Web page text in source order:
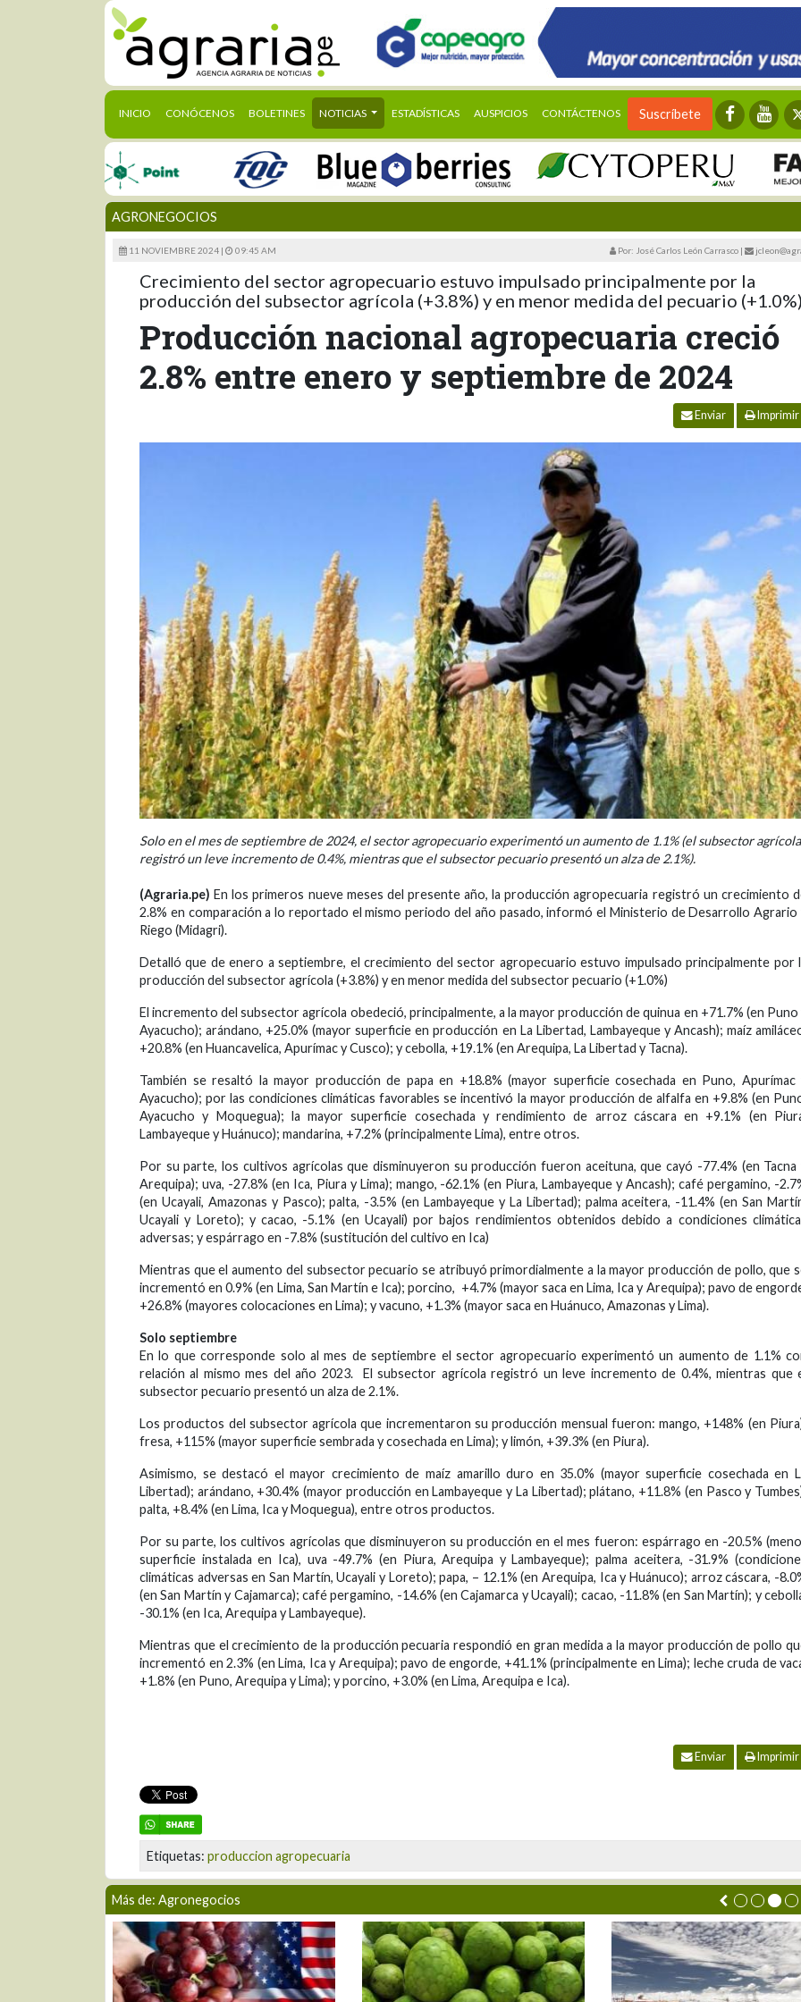
INICIO (CURRENT)
CONÓCENOS BOLETINES NOTICIAS ESTADÍSTICAS AUSPICIOS CONTÁCTENOS Suscríbete
AGRONEGOCIOS
11 NOVIEMBRE 2024 | 09:45 AM Por: José Carlos León Carrasco |
Crecimiento del sector agropecuario estuvo impulsado principalmente por la
producción del subsector agrícola (+3.8%) y en menor medida del pecuario (+1.0%)
Producción nacional agropecuaria creció
2.8% entre enero y septiembre de 2024
Enviar Imprimir
Solo en el mes de septiembre de 2024, el sector agropecuario experimentó un aumento de 1.1% (el subsector agrícola
registró un leve incremento de 0.4%, mientras que el subsector pecuario presentó un alza de 2.1%).
(Agraria.pe)En los primeros nueve meses del presente año, la producción agropecuaria registró un crecimiento
2.8% en comparación a lo reportado el mismo periodo del año pasado, informó el Ministerio de Desarrollo Agrario
Riego (Midagri).
Detalló que de enero a septiembre, el crecimiento del sector agropecuario estuvo impulsado principalmente por
producción del subsector agrícola (+3.8%) y en menor medida del subsector pecuario (+1.0%)
El incremento del subsector agrícola obedeció, principalmente, a la mayor producción de quinua en +71.7% (en Puno
Ayacucho); arándano, +25.0% (mayor superficie en producción en La Libertad, Lambayeque y Ancash); maíz
+20.8% (en Huancavelica, Apurímac y Cusco); y cebolla, +19.1% (en Arequipa, La Libertad y Tacna).
También se resaltó la mayor producción de papa en +18.8% (mayor superficie cosechada en Puno, Apurímac
Ayacucho); por las condiciones climáticas favorables se incentivó la mayor producción de alfalfa en +9.8% (en
Ayacucho y Moquegua); la mayor superficie cosechada y rendimiento de arroz cáscara en +9.1% (en
Lambayeque y Huánuco); mandarina, +7.2% (principalmente Lima), entre otros.
Por su parte, los cultivos agrícolas que disminuyeron su producción fueron aceituna, que cayó -77.4% (en Tacna
Arequipa); uva, -27.8% (en Ica, Piura y Lima); mango, -62.1% (en Piura, Lambayeque y Ancash); café pergamino, -
(en Ucayali, Amazonas y Pasco); palta, -3.5% (en Lambayeque y La Libertad); palma aceitera, -11.4% (en San
Ucayali y Loreto); y cacao, -5.1% (en Ucayali) por bajos rendimientos obtenidos debido a condiciones
adversas; y espárrago en -7.8% (sustitución del cultivo en Ica)
Mientras que el aumento del subsector pecuario se atribuyó primordialmente a la mayor producción de pollo, que
incrementó en 0.9% (en Lima, San Martín e Ica); porcino, +4.7% (mayor saca en Lima, Ica y Arequipa); pavo de
+26.8% (mayores colocaciones en Lima); y vacuno, +1.3% (mayor saca en Huánuco, Amazonas y Lima).
Solo septiembre
En lo que corresponde solo al mes de septiembre el sector agropecuario experimentó un aumento de 1.1%
relación al mismo mes del año 2023. El subsector agrícola registró un leve incremento de 0.4%, mientras que
subsector pecuario presentó un alza de 2.1%.
Los productos del subsector agrícola que incrementaron su producción mensual fueron: mango, +148% (en
fresa, +115% (mayor superficie sembrada y cosechada en Lima); y limón, +39.3% (en Piura).
Asimismo, se destacó el mayor crecimiento de maíz amarillo duro en 35.0% (mayor superficie cosechada en
Libertad); arándano, +30.4% (mayor producción en Lambayeque y La Libertad); plátano, +11.8% (en Pasco y
palta, +8.4% (en Lima, Ica y Moquegua), entre otros productos.
Por su parte, los cultivos agrícolas que disminuyeron su producción en el mes fueron: espárrago en -20.5%
superficie instalada en Ica), uva -49.7% (en Piura, Arequipa y Lambayeque); palma aceitera, -31.9%
climáticas adversas en San Martín, Ucayali y Loreto); papa, – 12.1% (en Arequipa, Ica y Huánuco); arroz cáscara, -
(en San Martín y Cajamarca); café pergamino, -14.6% (en Cajamarca y Ucayali); cacao, -11.8% (en San Martín); y
-30.1% (en Ica, Arequipa y Lambayeque).
Mientras que el crecimiento de la producción pecuaria respondió en gran medida a la mayor producción de pollo
incrementó en 2.3% (en Lima, Ica y Arequipa); pavo de engorde, +41.1% (principalmente en Lima); leche cruda de
+1.8% (en Puno, Arequipa y Lima); y porcino, +3.0% (en Lima, Arequipa e Ica).
Enviar Imprimir
Etiquetas: produccion agropecuaria
Más de: Agronegocios